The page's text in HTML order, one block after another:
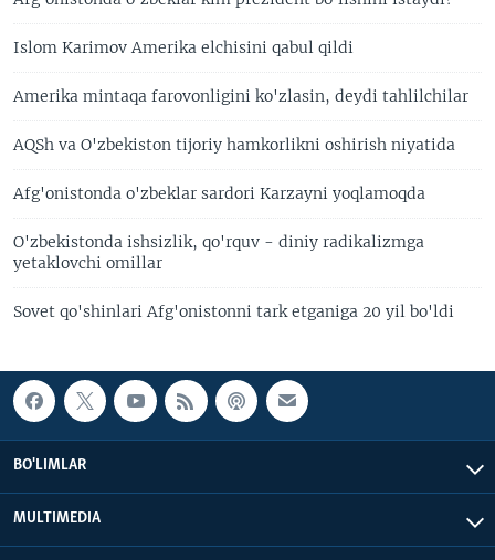
Islom Karimov Amerika elchisini qabul qildi
Amerika mintaqa farovonligini ko'zlasin, deydi tahlilchilar
AQSh va O'zbekiston tijoriy hamkorlikni oshirish niyatida
Afg'onistonda o'zbeklar sardori Karzayni yoqlamoqda
O'zbekistonda ishsizlik, qo'rquv - diniy radikalizmga
yetaklovchi omillar
Sovet qo'shinlari Afg'onistonni tark etganiga 20 yil bo'ldi
BO'LIMLAR
MULTIMEDIA